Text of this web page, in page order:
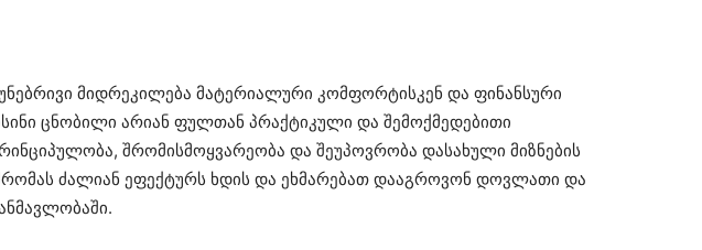
მიდრეკილება მატერიალური კომფორტისკენ და ფინანსური
ცნობილი არიან ფულთან პრაქტიკული და შემოქმედებითი
შრომისმოყვარეობა და შეუპოვრობა დასახული მიზნების
ძალიან ეფექტურს ხდის და ეხმარებათ დააგროვონ დოვლათი და